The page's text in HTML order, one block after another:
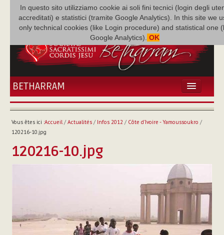
In questo sito utilizziamo cookie ai soli fini tecnici (login degli
accreditati) e statistici (tramite Google Analytics). In this site we
only technical cookies (like Login procedure) and statistical one
Google Analytics). OK
BETHARRAM
ACCUEIL
BÉTHARRAM
MISSION
Vous êtes ici :Accueil/ Actualités/ Infos 2012 / Côte d'Ivoire - Yamoussoukro /
120216-10.jpg
120216-10.jpg